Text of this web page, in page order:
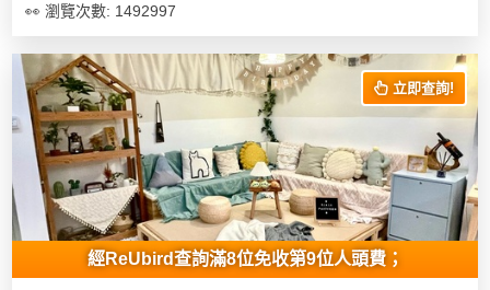
👀 瀏覽次數: 1492997
立即查詢!
經ReUbird查詢滿8位免收第9位人頭費；